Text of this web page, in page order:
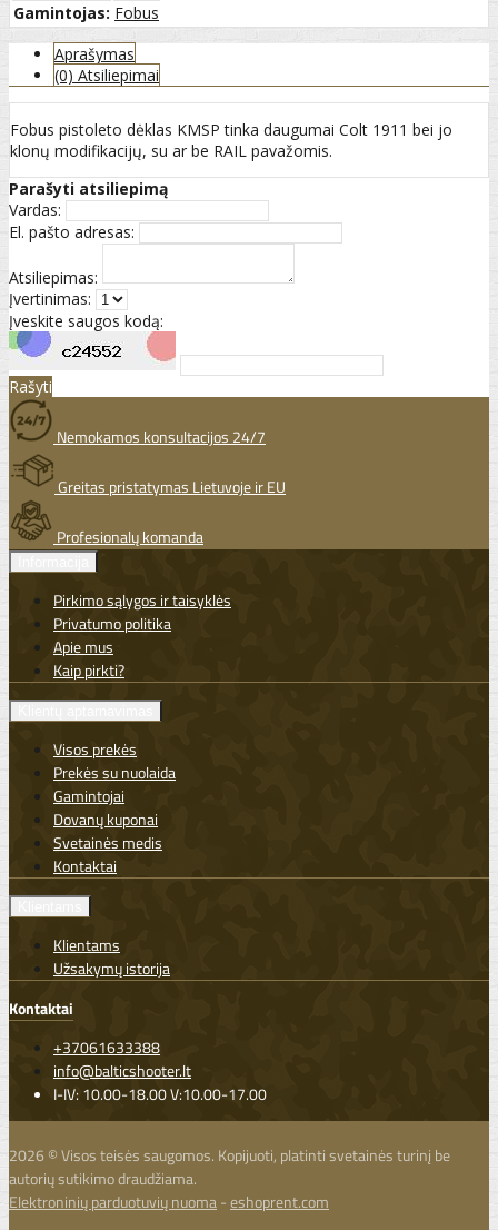
Gamintojas: Fobus
Aprašymas
(0) Atsiliepimai
Fobus pistoleto dėklas KMSP tinka daugumai Colt 1911 bei jo
klonų modifikacijų, su ar be RAIL pavažomis.
Parašyti atsiliepimą
Vardas:
El. pašto adresas:
Atsiliepimas:
Įvertinimas:
Įveskite saugos kodą:
Rašyti
Nemokamos konsultacijos 24/7
Greitas pristatymas Lietuvoje ir EU
Profesionalų komanda
Pirkimo sąlygos ir taisyklės
Privatumo politika
Apie mus
Kaip pirkti?
Visos prekės
Prekės su nuolaida
Gamintojai
Dovanų kuponai
Svetainės medis
Kontaktai
Klientams
Užsakymų istorija
Kontaktai
+37061633388
info@balticshooter.lt
I-IV: 10.00-18.00 V:10.00-17.00
2026 © Visos teisės saugomos. Kopijuoti, platinti svetainės turinį be
autorių sutikimo draudžiama.
Elektroninių parduotuvių nuoma-eshoprent.com